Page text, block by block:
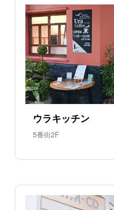
ウラキッチン
5番街2F